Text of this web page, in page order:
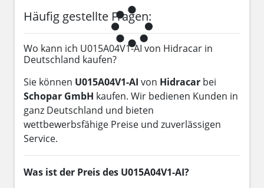
Häufig gestellte Fragen:
Wo kann ich U015A04V1-AI von Hidracar in
Deutschland kaufen?
Sie können U015A04V1-AI von Hidracar bei
Schopar GmbH kaufen. Wir bedienen Kunden in
ganz Deutschland und bieten
wettbewerbsfähige Preise und zuverlässigen
Service.
Was ist der Preis des U015A04V1-AI?